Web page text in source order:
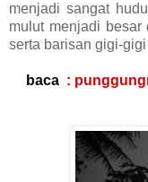
menjadi sangat
mulut menjadi besar
serta barisan gigi-
baca :